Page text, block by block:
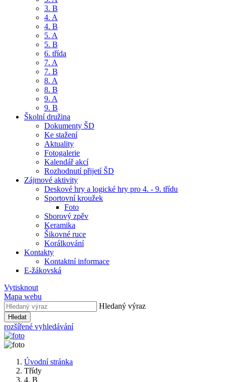
3. B
4. A
4. B
5. A
5. B
6. třída
7. A
7. B
8. A
8. B
9. A
9. B
Školní družina
Dokumenty ŠD
Ke stažení
Aktuality
Fotogalerie
Kalendář akcí
Rozhodnutí přijetí ŠD
Zájmové aktivity
Deskové hry a logické hry pro 4. - 9. třídu
Sportovní kroužek
Foto
Sborový zpěv
Keramika
Šikovné ruce
Korálkování
Kontakty
Kontaktní informace
E-žákovská
Vytisknout
Mapa webu
Hledaný výraz
Hledat
rozšířené vyhledávání
Úvodní stránka
Třídy
4. B